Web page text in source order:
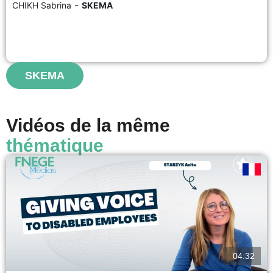
Behavioral finance differs from classical finance by assuming that financial
voir
CHIKH Sabrina - SKEMA
SKEMA
Vidéos de la même
thématique
04:32